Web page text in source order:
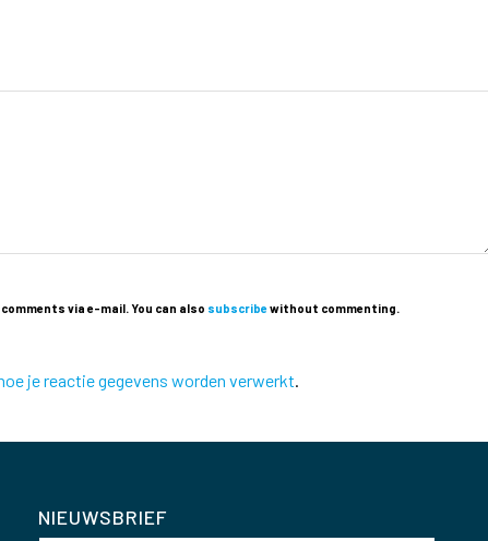
via e-mail. You can also subscribewithout commenting.
je reactie gegevens worden verwerkt
NIEUWSBRIEF